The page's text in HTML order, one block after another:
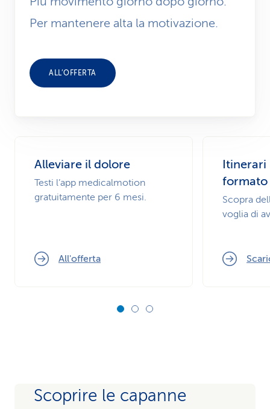
Per mantenere alta la motivazione.
ALL’OFFERTA
Alleviare il dolore
Testi l’app medicalmotion
gratuitamente per 6 mesi.
All'offerta
Itinerari
formato
Scopra
voglia di
Scoprire le capanne